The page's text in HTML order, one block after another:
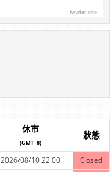
tw.rter.info
休市
(GMT+8)
狀態
2026/08/10 22:00
Closed